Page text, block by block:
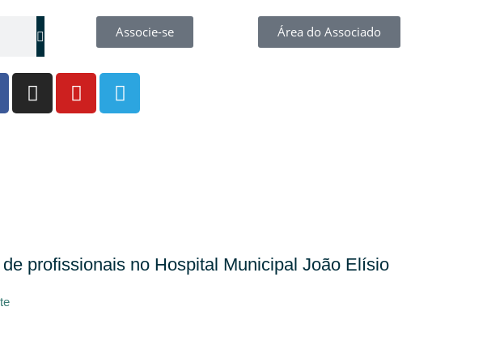
Associe-se Área do Associado
profissionais no Hospital Municipal João Elísio